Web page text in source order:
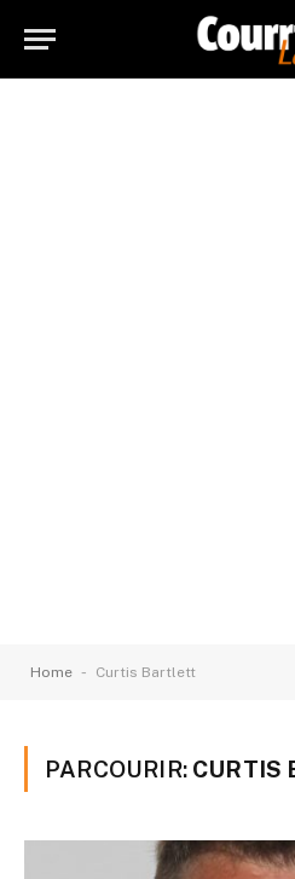
Home - Curtis Bartlett
PARCOURIR: CURTIS